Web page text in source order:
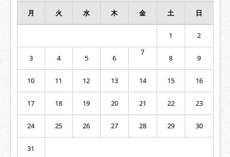
月 火 水 木 金 土 日
1 2
3 4 5 6
7
8 9
10 11 12 13 14 15 16
17 18 19 20 21 22 23
24 25 26 27 28 29 30
31